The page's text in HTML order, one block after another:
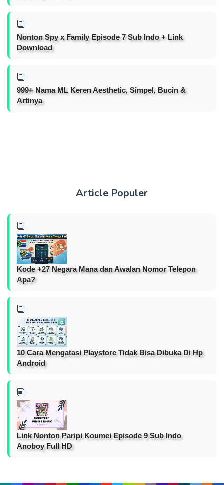
Nonton Spy x Family Episode 7 Sub Indo + Link
Download
999+ Nama ML Keren Aesthetic, Simpel, Bucin &
Artinya
Article Populer
Kode +27 Negara Mana dan Awalan Nomor Telepon
Apa?
10 Cara Mengatasi Playstore Tidak Bisa Dibuka Di Hp
Android
Link Nonton Paripi Koumei Episode 9 Sub Indo
Anoboy Full HD